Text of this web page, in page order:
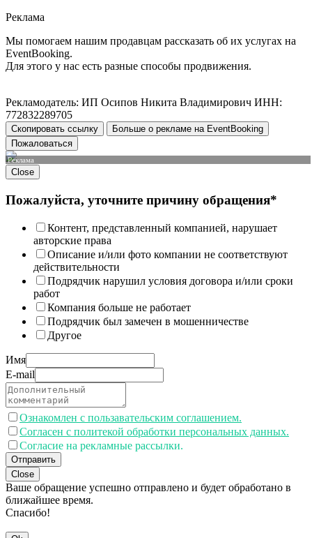
Реклама
Мы помогаем нашим продавцам рассказать об их услугах на
EventBooking.
Для этого у нас есть разные способы продвижения.
Рекламодатель: ИП Осипов Никита Владимирович ИНН:
772832289705
Скопировать ссылку
Больше о рекламе на EventBooking
Пожаловаться
Реклама
Close
Пожалуйста, уточните причину обращения*
Контент, представленный компанией, нарушает
авторские права
Описание и/или фото компании не соответствуют
действительности
Подрядчик нарушил условия договора и/или сроки
работ
Компания больше не работает
Подрядчик был замечен в мошенничестве
Другое
Имя
E-mail
Ознакомлен с пользавательским соглашением.
Согласен с политекой обработки персональных данных.
Согласие на рекламные рассылки.
Отправить
Close
Ваше обращение успешно отправлено и будет обработано в
ближайшее время.
Спасибо!